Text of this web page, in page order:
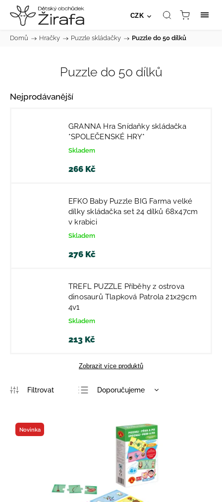
CZK
Domů / Hračky / Puzzle skládačky / Puzzle do 50 dílků
Puzzle do 50 dílků
Nejprodávanější
GRANNA Hra Snídaňky skládačka
*SPOLEČENSKÉ HRY*
Skladem
266 Kč
EFKO Baby Puzzle BIG Farma velké
dílky skládačka set 24 dílků 68x47cm
v krabici
Skladem
276 Kč
TREFL PUZZLE Příběhy z ostrova
dinosaurů Tlapková Patrola 21x29cm
4v1
Skladem
213 Kč
Zobrazit více produktů
Doporučujeme
Nejprodávanější
Abecedně
Novinka